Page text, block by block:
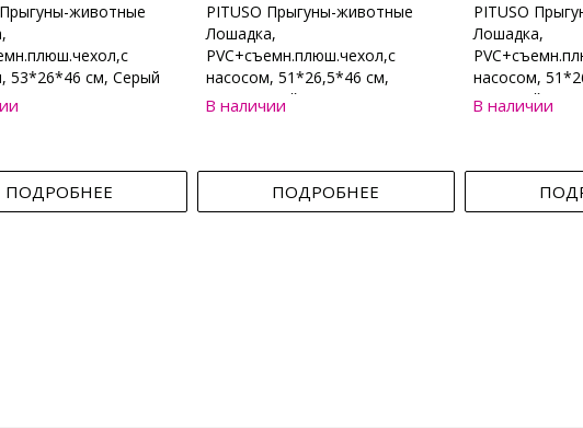
животные
53*26*46 см, Серый
ПОДРОБНЕЕ
PITUSO Прыгуны-животные
Лошадка,
PVC+съемн.плюш.чехол,с
насосом, 51*26,5*46 см,
Коричневый
В наличии
ПОДРОБНЕЕ
PITUSO
Лошадка,
насосом,
Бежевый
В наличии